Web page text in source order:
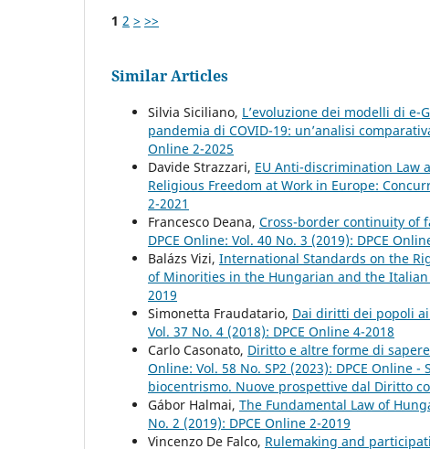
1 2 > >>
Similar Articles
Silvia Siciliano, L’evoluzione dei modelli di
pandemia di COVID-19: un’analisi
Online 2-2025
Davide Strazzari, EU Anti-discrimination Law
Religious Freedom at Work in Europe:
2-2021
Francesco Deana, Cross-border continuity of
DPCE Online: Vol. 40 No. 3 (2019): DPCE
Balázs Vizi, International Standards on the
of Minorities in the Hungarian and the Italian
2019
Simonetta Fraudatario, Dai diritti dei popoli
Vol. 37 No. 4 (2018): DPCE Online 4-2018
Carlo Casonato, Diritto e altre forme di
Online: Vol. 58 No. SP2 (2023): DPCE
biocentrismo. Nuove prospettive dal Diritto
Gábor Halmai, The Fundamental Law of
No. 2 (2019): DPCE Online 2-2019
Vincenzo De Falco, Rulemaking and